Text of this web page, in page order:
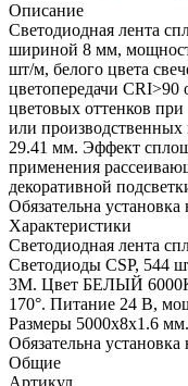
Описание
Светодиодная лента
шириной 8 мм,
шт/м, белого цвета
цветопередачи CRI>90
цветовых оттенков
или
29.41 мм. Эффект
применения
декоративной
Обязательна
Характеристики
Светодиодная лента
Светодиоды CSP, 544
3M. Цвет БЕЛЫЙ
170°. Питание 24 В,
Размеры 5000x8x1.6
Обязательна
Общие